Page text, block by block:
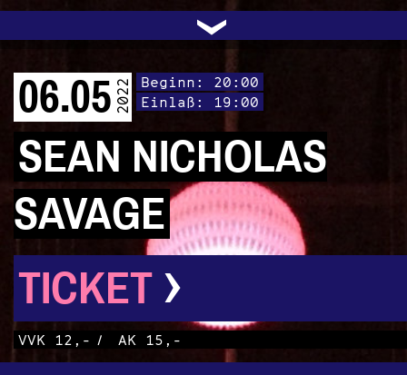
PROGRAMM
ARCHIV
AUDIO|VIDEO
LICHTBLICKE
TRANSIT
OFFENE TÜR
FACEBOOK
INSTAGRAM
KONTAKT
TRAFO
UNTERSTÜTZEN
POLITIK
›
SEAN NICHOLAS
SAVAGE
TICKET ›
VVK 12,- / AK 15,-
Beginn: 20:00
Einlaß: 19:00
06.052022